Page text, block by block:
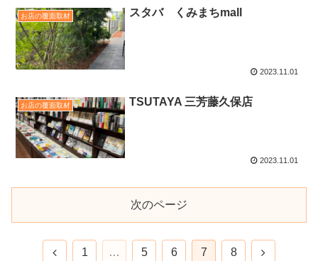
お店の覆面取材 スタバ くみまちmall
2023.11.01
お店の覆面取材 TSUTAYA 三芳藤久保店
2023.11.01
次のページ
1 … 5 6 7 8